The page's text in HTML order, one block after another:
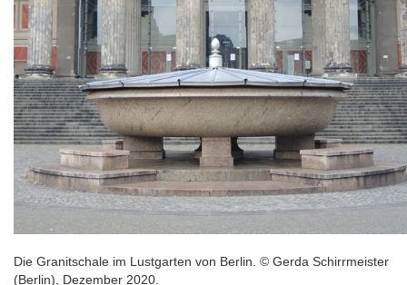
Die Granitschale im Lustgarten von Berlin. © Gerda Schirrmeister
(Berlin), Dezember 2020.